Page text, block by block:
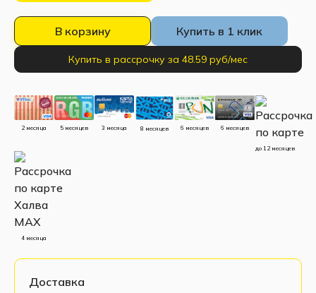
В корзину Купить в 1 клик
Купить в рассрочку за 48.59 руб/мес
2 месяца 5 месяцев 3 месяца 8 месяцев 6 месяцев 6 месяцев
до 12 месяцев
4 месяца
Доставка